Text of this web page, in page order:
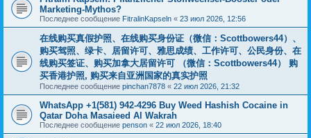
Marketing-Mythos?
Последнее сообщение FitralinKapseln « 23 июл 2026, 12:56
在线购买真假护照、在线购买身份证（微信：Scottbowers44）、
购买驾照、绿卡、居留许可、雅思成绩、工作许可、公民身份、在
线购买签证、购买加拿大居留许可 （微信：Scottbowers44） 购
买香港护照, 购买来自亚洲国家的真实护照
Последнее сообщение pinchan7878 « 22 июл 2026, 21:32
WhatsApp +1(581) 942-4296 Buy Weed Hashish Cocaine in
Qatar Doha Masaieed Al Wakrah
Последнее сообщение penson « 22 июл 2026, 18:40